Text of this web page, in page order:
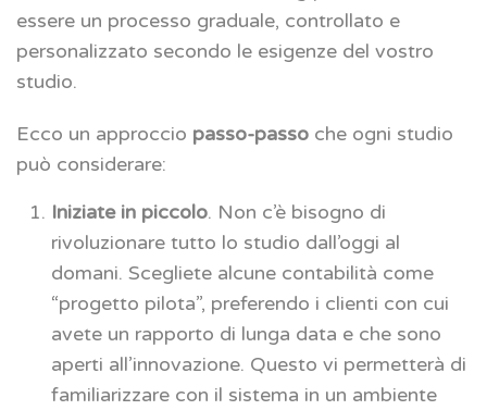
essere un processo graduale, controllato e
personalizzato secondo le esigenze del vostro
studio.
Ecco un approccio passo-passo che ogni studio
può considerare:
Iniziate in piccolo. Non c’è bisogno di
rivoluzionare tutto lo studio dall’oggi al
domani. Scegliete alcune contabilità come
“progetto pilota”, preferendo i clienti con cui
avete un rapporto di lunga data e che sono
aperti all’innovazione. Questo vi permetterà di
familiarizzare con il sistema in un ambiente